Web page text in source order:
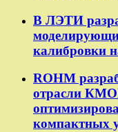
В ЛЭТИ
калибровки
ROHM
отрасли
компактных